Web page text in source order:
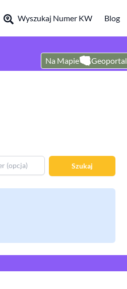
Wyszukaj Numer KW Blog
Na Mapie Geoportal
Szukaj